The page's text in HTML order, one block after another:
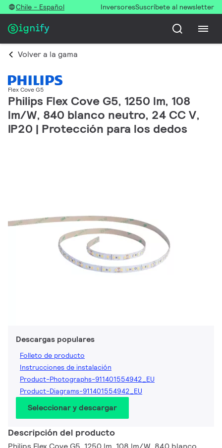
Chile - Español InversoresSuscríbete al newsletter
Volver a la gama
Flex Cove G5
Philips Flex Cove G5, 1250 lm, 108
lm/W, 840 blanco neutro, 24 CC V,
IP20 | Protección para los dedos
Descargas populares
Folleto de producto
Instrucciones de instalación
Product-Photographs-911401554942_EU
Product-Diagrams-911401554942_EU
Seleccionar y descargar
Descripción del producto